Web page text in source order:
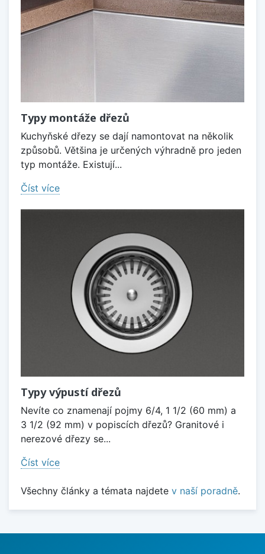
Typy montáže dřezů
Kuchyňské dřezy se dají namontovat na několik
způsobů. Většina je určených výhradně pro jeden
typ montáže. Existují...
Číst více
Typy výpustí dřezů
Nevíte co znamenají pojmy 6/4, 1 1/2 (60 mm) a
3 1/2 (92 mm) v popiscích dřezů? Granitové i
nerezové dřezy se...
Číst více
Všechny články a témata najdete v naší poradně.